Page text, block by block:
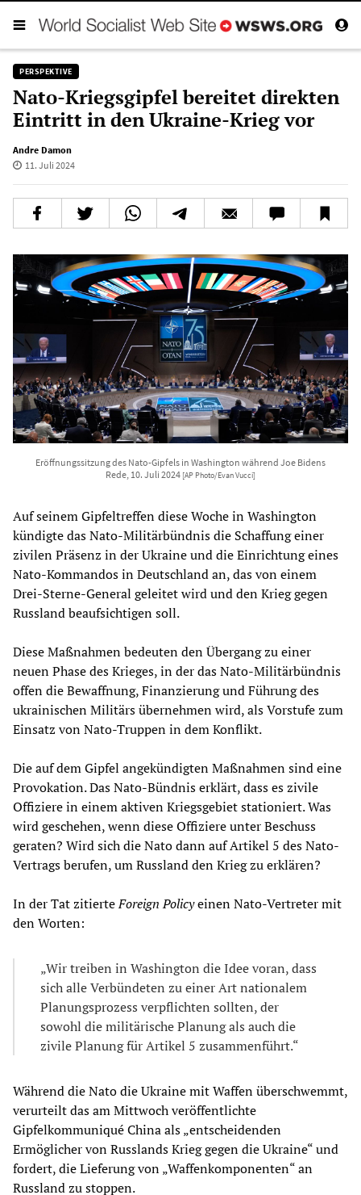
PERSPEKTIVE
Nato-Kriegsgipfel bereitet direkten
Eintritt in den Ukraine-Krieg vor
Andre Damon
11. Juli 2024
Eröffnungssitzung des Nato-Gipfels in Washington während Joe Bidens
Rede, 10. Juli 2024 [AP Photo/Evan Vucci]
Auf seinem Gipfeltreffen diese Woche in Washington
kündigte das Nato-Militärbündnis die Schaffung einer
zivilen Präsenz in der Ukraine und die Einrichtung eines
Nato-Kommandos in Deutschland an, das von einem
Drei-Sterne-General geleitet wird und den Krieg gegen
Russland beaufsichtigen soll.
Diese Maßnahmen bedeuten den Übergang zu einer
neuen Phase des Krieges, in der das Nato-Militärbündnis
offen die Bewaffnung, Finanzierung und Führung des
ukrainischen Militärs übernehmen wird, als Vorstufe zum
Einsatz von Nato-Truppen in dem Konflikt.
Die auf dem Gipfel angekündigten Maßnahmen sind eine
Provokation. Das Nato-Bündnis erklärt, dass es zivile
Offiziere in einem aktiven Kriegsgebiet stationiert. Was
wird geschehen, wenn diese Offiziere unter Beschuss
geraten? Wird sich die Nato dann auf Artikel 5 des Nato-
Vertrags berufen, um Russland den Krieg zu erklären?
In der Tat zitierteForeign Policyeinen Nato-Vertreter mit
den Worten:
„Wir treiben in Washington die Idee voran, dass
sich alle Verbündeten zu einer Art nationalem
Planungsprozess verpflichten sollten, der
sowohl die militärische Planung als auch die
zivile Planung für Artikel 5 zusammenführt.“
Während die Nato die Ukraine mit Waffen überschwemmt,
verurteilt das am Mittwoch veröffentlichte
Gipfelkommuniqué China als „entscheidenden
Ermöglicher von Russlands Krieg gegen die Ukraine“ und
fordert, die Lieferung von „Waffenkomponenten“ an
Russland zu stoppen.